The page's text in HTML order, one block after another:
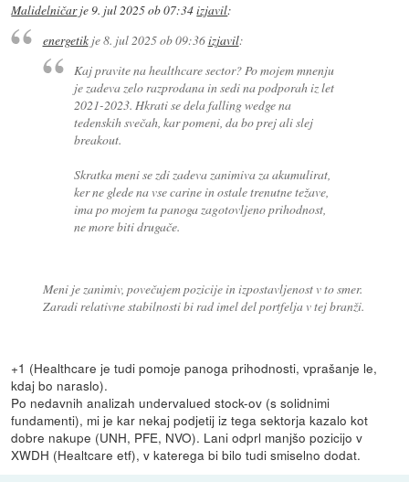
Malidelničarje9. jul 2025 ob 07:34izjavil:
energetikje8. jul 2025 ob 09:36izjavil:
Kaj pravite na healthcare sector? Po mojem mnenju
je zadeva zelo razprodana in sedi na podporah iz let
2021-2023. Hkrati se dela falling wedge na
tedenskih svečah, kar pomeni, da bo prej ali slej
breakout.
Skratka meni se zdi zadeva zanimiva za akumulirat,
ker ne glede na vse carine in ostale trenutne težave,
ima po mojem ta panoga zagotovljeno prihodnost,
ne more biti drugače.
Meni je zanimiv, povečujem pozicije in izpostavljenost v to smer.
Zaradi relativne stabilnosti bi rad imel del portfelja v tej branži.
+1 (Healthcare je tudi pomoje panoga prihodnosti, vprašanje le,
kdaj bo naraslo).
Po nedavnih analizah undervalued stock-ov (s solidnimi
fundamenti), mi je kar nekaj podjetij iz tega sektorja kazalo kot
dobre nakupe (UNH, PFE, NVO). Lani odprl manjšo pozicijo v
XWDH (Healtcare etf), v katerega bi bilo tudi smiselno dodat.